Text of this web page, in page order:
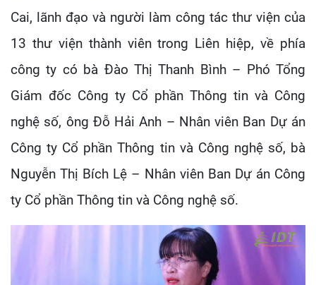
Cai, lãnh đạo và người làm công tác thư viện của
13 thư viện thành viên trong Liên hiệp, về phía
công ty có bà Đào Thị Thanh Bình – Phó Tổng
Giám đốc Công ty Cổ phần Thông tin và Công
nghệ số, ông Đỗ Hải Anh – Nhân viên Ban Dự án
Công ty Cổ phần Thông tin và Công nghệ số, bà
Nguyễn Thị Bích Lệ – Nhân viên Ban Dự án Công
ty Cổ phần Thông tin và Công nghệ số.